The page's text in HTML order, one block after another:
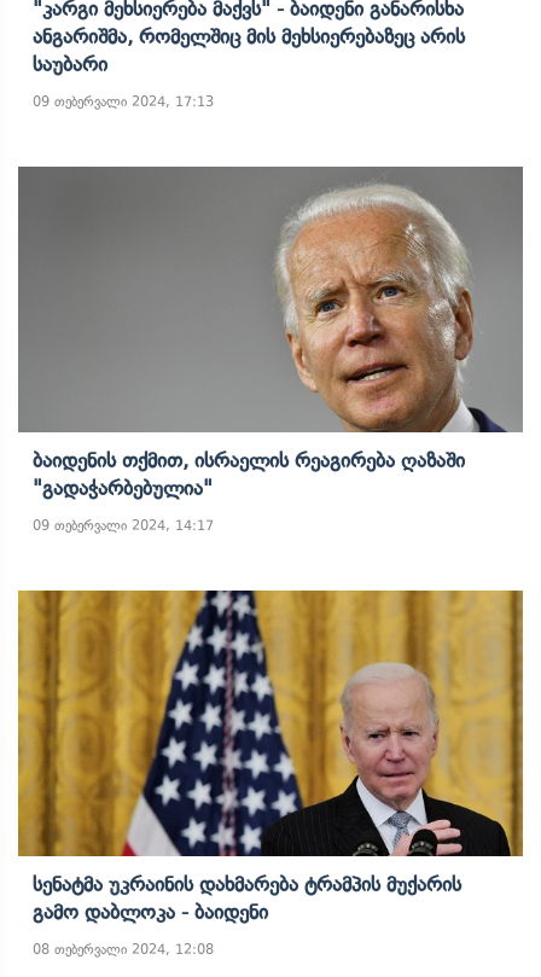
"კარგი Მეხსიერება Მაქვს" - Ბაიდენი Განარისხა
Ანგარიშმა, Რომელშიც Მის Მეხსიერებაზეც Არის
Საუბარი
09 თებერვალი 2024, 17:13
Ბაიდენის Თქმით, Ისრაელის Რეაგირება Ღაზაში
"გადაჭარბებულია"
09 თებერვალი 2024, 14:17
Სენატმა Უკრაინის Დახმარება Ტრამპის Მუქარის
Გამო Დაბლოკა - Ბაიდენი
08 თებერვალი 2024, 12:08